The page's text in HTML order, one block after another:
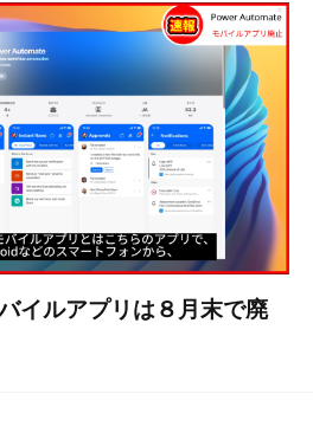
イルアプリは８月末で廃